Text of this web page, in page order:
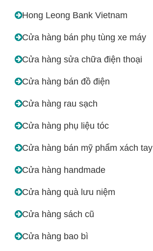
Hong Leong Bank Vietnam
Cửa hàng bán phụ tùng xe máy
Cửa hàng sửa chữa điện thoại
Cửa hàng bán đồ điện
Cửa hàng rau sạch
Cửa hàng phụ liệu tóc
Cửa hàng bán mỹ phẩm xách tay
Cửa hàng handmade
Cửa hàng quà lưu niệm
Cửa hàng sách cũ
Cửa hàng bao bì